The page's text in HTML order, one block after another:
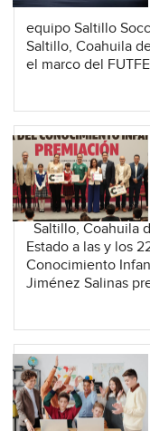
equipo Saltillo
Saltillo, Coahuila
el marco del
Saltillo, Coahuila
Estado a las y los
Conocimiento
Jiménez Salinas